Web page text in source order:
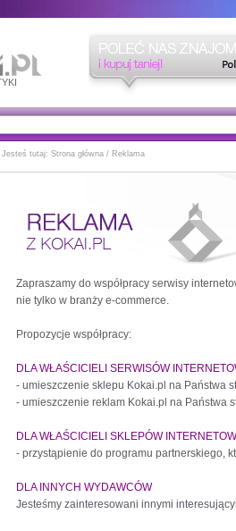
Jesteś tutaj: Strona główna/ Reklama
Zapraszamy do współpracy serwisy
nie tylko w branży e-commerce.
Propozycje współpracy:
DLA WŁAŚCICIELI SERWISÓW
- umieszczenie sklepu Kokai.pl na Państwa
- umieszczenie reklam Kokai.pl na Państwa
DLA WŁAŚCICIELI SKLEPÓW
- przystąpienie do programu partnerskiego,
DLA INNYCH WYDAWCÓW
Jesteśmy zainteresowani innymi